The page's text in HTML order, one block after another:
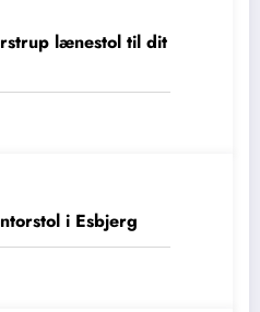
lænestol til dit
i Esbjerg